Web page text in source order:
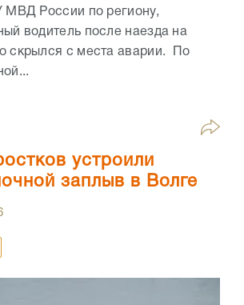
МВД России по региону,
водитель после наезда на
скрылся с места аварии. По
устроили
заплыв в Волге